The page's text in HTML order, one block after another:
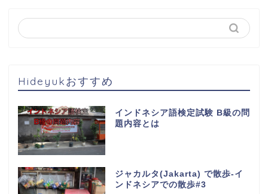
Hideyukおすすめ
インドネシア語検定試験 B級の問
題内容とは
ジャカルタ(Jakarta) で散歩-イ
ンドネシアでの散歩#3